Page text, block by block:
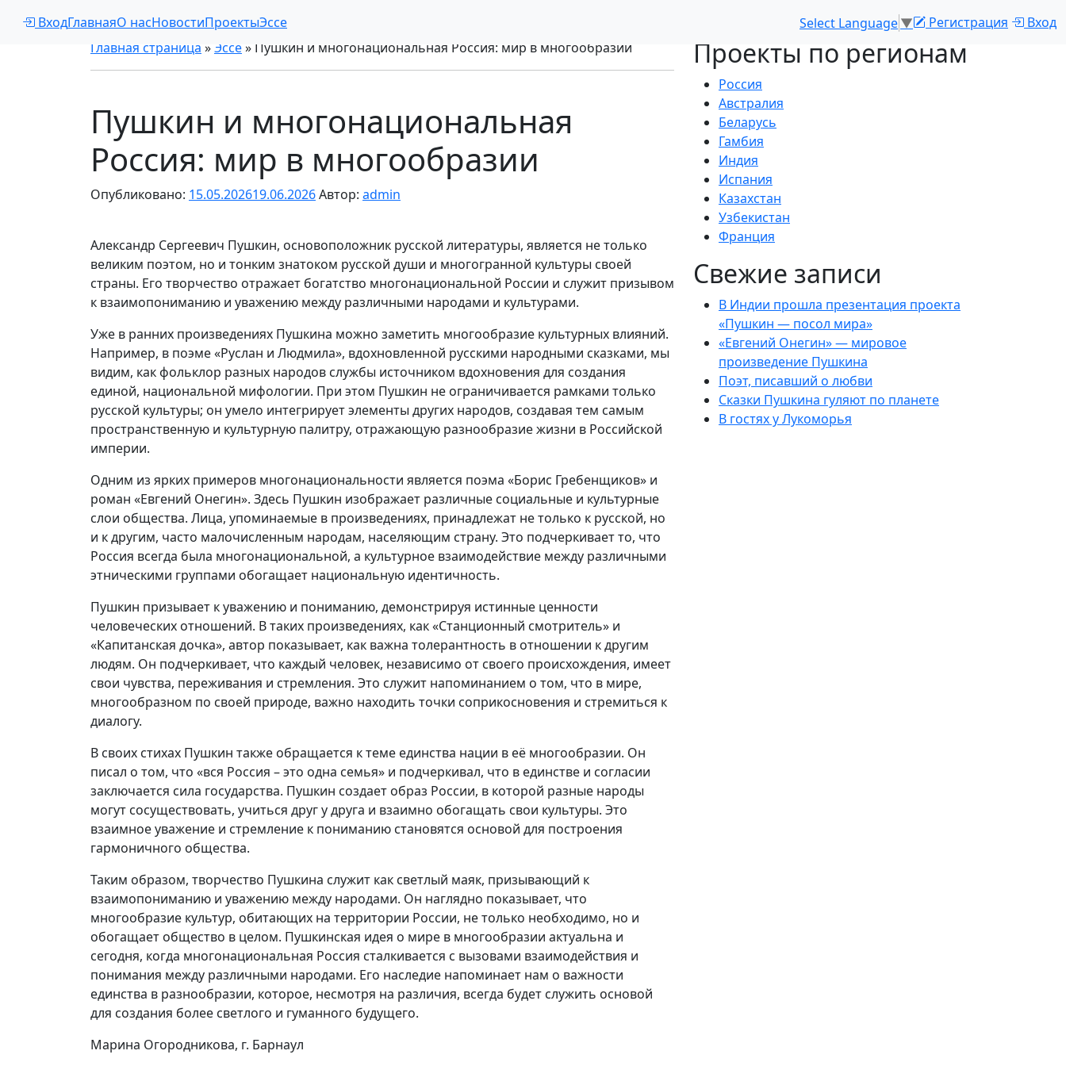
ВходГлавнаяО насНовостиПроектыЭссе Select Language▼ Регистрация
Вход
Главная страница »Эссе» Пушкин и многонациональная Россия: мир в многообразии
Пушкин и многонациональная
Россия: мир в многообразии
Опубликовано: 15.05.202619.06.2026Автор: admin
Александр Сергеевич Пушкин, основоположник русской литературы, является не только
великим поэтом, но и тонким знатоком русской души и многогранной культуры своей
страны. Его творчество отражает богатство многонациональной России и служит призывом
к взаимопониманию и уважению между различными народами и культурами.
Уже в ранних произведениях Пушкина можно заметить многообразие культурных влияний.
Например, в поэме «Руслан и Людмила», вдохновленной русскими народными сказками, мы
видим, как фольклор разных народов службы источником вдохновения для создания
единой, национальной мифологии. При этом Пушкин не ограничивается рамками только
русской культуры; он умело интегрирует элементы других народов, создавая тем самым
пространственную и культурную палитру, отражающую разнообразие жизни в Российской
империи.
Одним из ярких примеров многонациональности является поэма «Борис Гребенщиков» и
роман «Евгений Онегин». Здесь Пушкин изображает различные социальные и культурные
слои общества. Лица, упоминаемые в произведениях, принадлежат не только к русской, но
и к другим, часто малочисленным народам, населяющим страну. Это подчеркивает то, что
Россия всегда была многонациональной, а культурное взаимодействие между различными
этническими группами обогащает национальную идентичность.
Пушкин призывает к уважению и пониманию, демонстрируя истинные ценности
человеческих отношений. В таких произведениях, как «Станционный смотритель» и
«Капитанская дочка», автор показывает, как важна толерантность в отношении к другим
людям. Он подчеркивает, что каждый человек, независимо от своего происхождения, имеет
свои чувства, переживания и стремления. Это служит напоминанием о том, что в мире,
многообразном по своей природе, важно находить точки соприкосновения и стремиться к
диалогу.
В своих стихах Пушкин также обращается к теме единства нации в её многообразии. Он
писал о том, что «вся Россия – это одна семья» и подчеркивал, что в единстве и согласии
заключается сила государства. Пушкин создает образ России, в которой разные народы
могут сосуществовать, учиться друг у друга и взаимно обогащать свои культуры. Это
взаимное уважение и стремление к пониманию становятся основой для построения
гармоничного общества.
Таким образом, творчество Пушкина служит как светлый маяк, призывающий к
взаимопониманию и уважению между народами. Он наглядно показывает, что
многообразие культур, обитающих на территории России, не только необходимо, но и
обогащает общество в целом. Пушкинская идея о мире в многообразии актуальна и
сегодня, когда многонациональная Россия сталкивается с вызовами взаимодействия и
понимания между различными народами. Его наследие напоминает нам о важности
единства в разнообразии, которое, несмотря на различия, всегда будет служить основой
для создания более светлого и гуманного будущего.
Марина Огородникова, г. Барнаул
Проекты по регионам
Россия
Австралия
Беларусь
Гамбия
Индия
Испания
Казахстан
Узбекистан
Франция
Свежие записи
В Индии прошла презентация проекта
«Пушкин — посол мира»
«Евгений Онегин» — мировое
произведение Пушкина
Поэт, писавший о любви
Сказки Пушкина гуляют по планете
В гостях у Лукоморья